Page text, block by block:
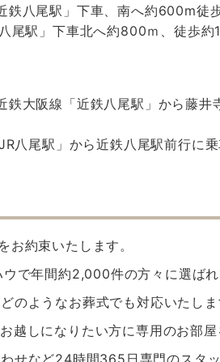
鉄八尾駅」下車、南へ約600m徒
尾駅」下車北へ約800ｍ、徒歩約
大阪線「近鉄八尾駅」から藤井
八尾駅」から近鉄八尾駅前行に乗
お約束いたします。
で年間約2,000件の方々に選ばれ
のようなお葬式でも対応いたしま
越しになりたい方に専用のお部屋
せなど24時間365日専門のスタッ